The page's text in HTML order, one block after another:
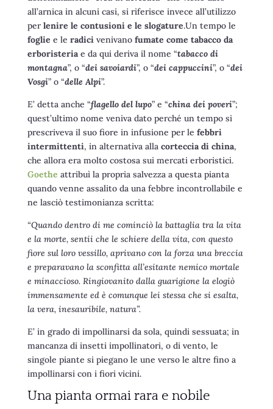
all’arnica in alcuni casi, si riferisce invece all’utilizzo
per lenire le contusioni e le slogature.Un tempo le
foglie e le radicivenivano fumate come tabacco da
erboristeriae da qui deriva il nome “tabacco di
montagna”, o “dei savoiardi”, o “dei cappuccini”, o “dei
Vosgi” o “delle Alpi”.
E’ detta anche “flagello del lupo” e “china dei poveri”;
quest’ultimo nome veniva dato perché un tempo si
prescriveva il suo fiore in infusione per le febbri
intermittenti, in alternativa alla corteccia di china,
che allora era molto costosa sui mercati erboristici.
Goethe attribuì la propria salvezza a questa pianta
quando venne assalito da una febbre incontrollabile e
ne lasciò testimonianza scritta:
“Quando dentro di me cominciò la battaglia tra la vita
e la morte, sentii che le schiere della vita, con questo
fiore sul loro vessillo, aprivano con la forza una breccia
e preparavano la sconfitta all’esitante nemico mortale
e minaccioso. Ringiovanito dalla guarigione la elogiò
immensamente ed è comunque lei stessa che si esalta,
la vera, inesauribile, natura”.
E’ in grado di impollinarsi da sola, quindi sessuata; in
mancanza di insetti impollinatori, o di vento, le
singole piante si piegano le une verso le altre fino a
impollinarsi con i fiori vicini.
Una pianta ormai rara e nobile